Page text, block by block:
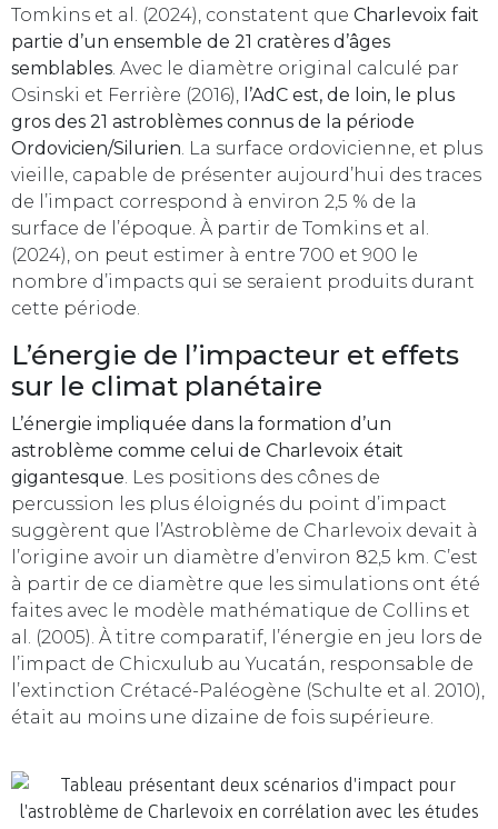
Tomkins et al. (2024), constatent que Charlevoix fait
partie d’un ensemble de 21 cratères d’âges
semblables. Avec le diamètre original calculé par
Osinski et Ferrière (2016), l’AdC est, de loin, le plus
gros des 21 astroblèmes connus de la période
Ordovicien/Silurien. La surface ordovicienne, et plus
vieille, capable de présenter aujourd’hui des traces
de l’impact correspond à environ 2,5 % de la
surface de l’époque. À partir de Tomkins et al.
(2024), on peut estimer à entre 700 et 900 le
nombre d’impacts qui se seraient produits durant
cette période.
L’énergie de l’impacteur et effets
sur le climat planétaire
L’énergie impliquée dans la formation d’un
astroblème comme celui de Charlevoix était
gigantesque. Les positions des cônes de
percussion les plus éloignés du point d’impact
suggèrent que l’Astroblème de Charlevoix devait à
l’origine avoir un diamètre d’environ 82,5 km. C’est
à partir de ce diamètre que les simulations ont été
faites avec le modèle mathématique de Collins et
al. (2005). À titre comparatif, l’énergie en jeu lors de
l’impact de Chicxulub au Yucatán, responsable de
l’extinction Crétacé-Paléogène (Schulte et al. 2010),
était au moins une dizaine de fois supérieure.